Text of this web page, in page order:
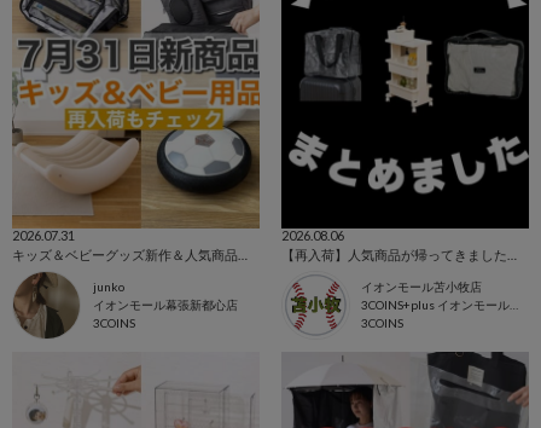
2026.07.31
junko
イオンモール幕張新都心店
3COINS
2026.08.06
イオンモール苫小牧店
3COINS